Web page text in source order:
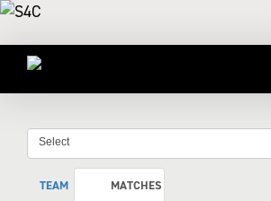
Select
TEAM MATCHES